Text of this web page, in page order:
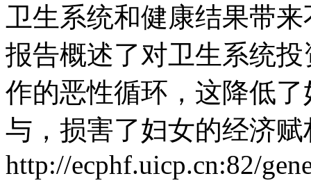
卫生系统和健康结果带
报告概述了对卫生系统
作的恶性循环，这降低
与，损害了妇女的经济
http://ecphf.uicp.cn:82/